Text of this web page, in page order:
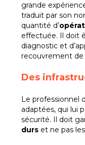
grande
traduit par son
quantité d’
effectuée. Il doit
diagnostic et
recouvrement de
Des
Le professionnel
adaptées, qui lui
sécurité. Il doit
durs et ne pas